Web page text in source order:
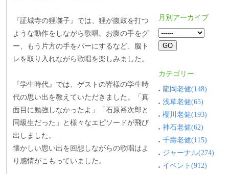
『証城寺の狸囃子』では、狸が腹鼓を打つ
ような動作をしながら歌唱。お腹の手をグ
ー、もう片方の手をパーにするなど、脳ト
レを取り入れながら歌唱を楽しみました。
『学生時代』では、ゲストの皆様の学生時
代の思い出を教えていただきました。「真
面目に勉強しなかったよ」「石原裕次郎と
同級生だった」と様々なエピソードが飛び
出しました。
懐かしい思い出を回想しながらの歌唱はよ
り感情がこもっていました。
月別アーカイブ
カテゴリー
龍岡老健(148)
浅草老健(65)
櫻川老健(193)
神石老健(62)
千壽老健(115)
ジャーナル(274)
イベント(912)